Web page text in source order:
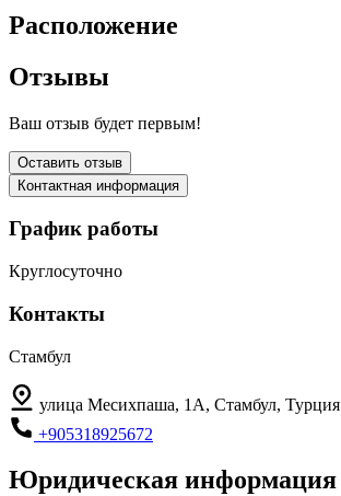
Расположение
Отзывы
Ваш отзыв будет первым!
Оставить отзыв
Контактная информация
График работы
Круглосуточно
Контакты
Стамбул
улица Месихпаша, 1A, Стамбул, Турция
+905318925672
Юридическая информация